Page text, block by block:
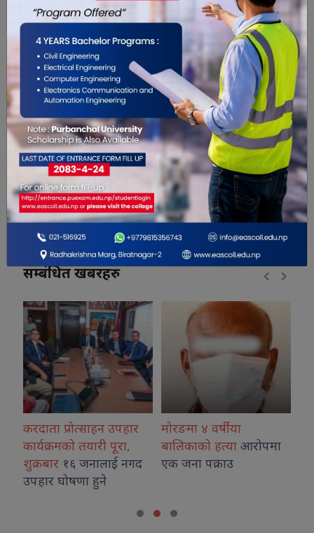
0 0 0
0
सम्बंधित खबरहरु
प्रोत्साहन उपहार
तयारी पूरा,
१६ जनालाई नगद
घोषणा हुने
मोरङमा ४ वर्षीया
बालिकाको हत्या आरोपमा
एक जना पक्राउ
ओर्लनसाथ